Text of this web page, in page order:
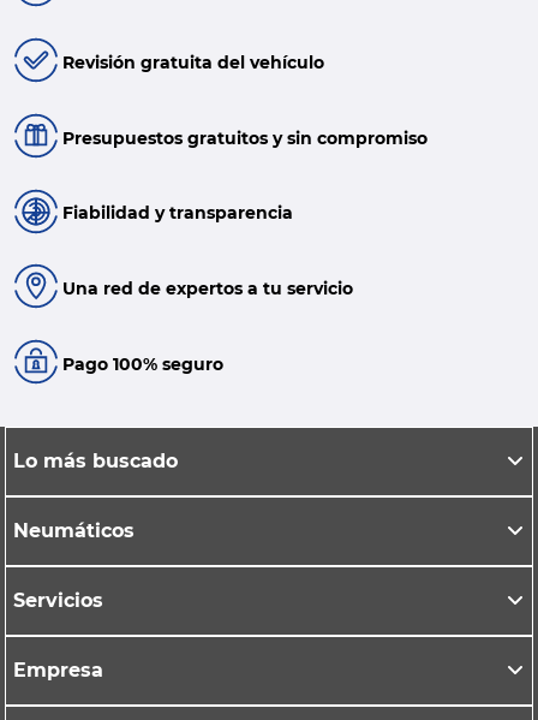
Revisión gratuita del vehículo
Presupuestos gratuitos y sin compromiso
Fiabilidad y transparencia
Una red de expertos a tu servicio
Pago 100% seguro
Lo más buscado
Neumáticos
Servicios
Empresa